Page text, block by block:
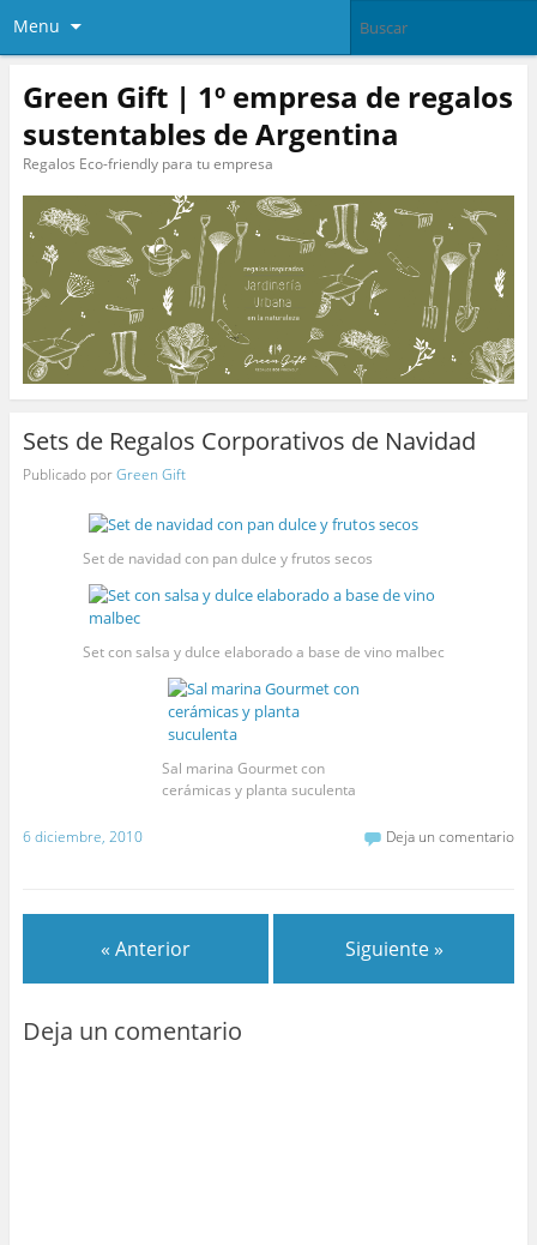
Menu
Green Gift | 1º empresa de regalos
sustentables de Argentina
Regalos Eco-friendly para tu empresa
Sets de Regalos Corporativos de Navidad
Publicado porGreen Gift
Set de navidad con pan dulce y frutos secos
Set con salsa y dulce elaborado a base de vino malbec
Sal marina Gourmet con
cerámicas y planta suculenta
6 diciembre, 2010 Deja un comentario
« Anterior Siguiente »
Deja un comentario